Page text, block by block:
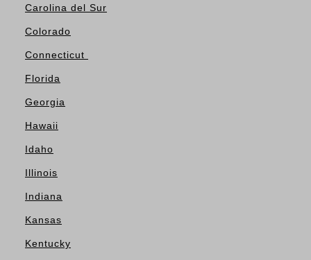
Carolina del Sur
Colorado
Connecticut
Florida
Georgia
Hawaii
Idaho
Illinois
Indiana
Kansas
Kentucky